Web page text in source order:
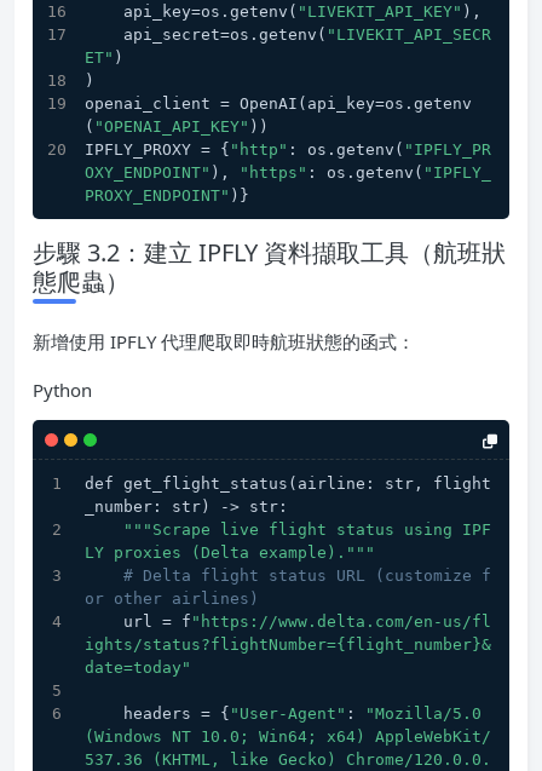
    api_key=os.getenv(
"LIVEKIT_API_KEY" ),
    api_secret=os.getenv(
"LIVEKIT_API_SECR
ET" )
)
openai_client = OpenAI(api_key=os.getenv
( "OPENAI_API_KEY" ))
IPFLY_PROXY = { "http" : os.getenv( "IPFLY_PR
OXY_ENDPOINT" ), "https" : os.getenv( "IPFLY_
PROXY_ENDPOINT" )}
步驟 3.2：建立 IPFLY 資料擷取工具（航班狀
態爬蟲）
新增使用 IPFLY 代理爬取即時航班狀態的函式：
Python
def get_flight_status(airline: str, flight
_number: str) -> str:
"" "Scrape live flight status using IPF
LY proxies (Delta example)." ""
# Delta flight status URL (customize f
or other airlines)
    url = f
"https://www.delta.com/en-us/fl
ights/status?flightNumber={flight_number}&
date=today"
    headers = {
"User-Agent" :
"Mozilla/5.0
(Windows NT 10.0; Win64; x64) AppleWebKit/
537.36 (KHTML, like Gecko) Chrome/120.0.0.